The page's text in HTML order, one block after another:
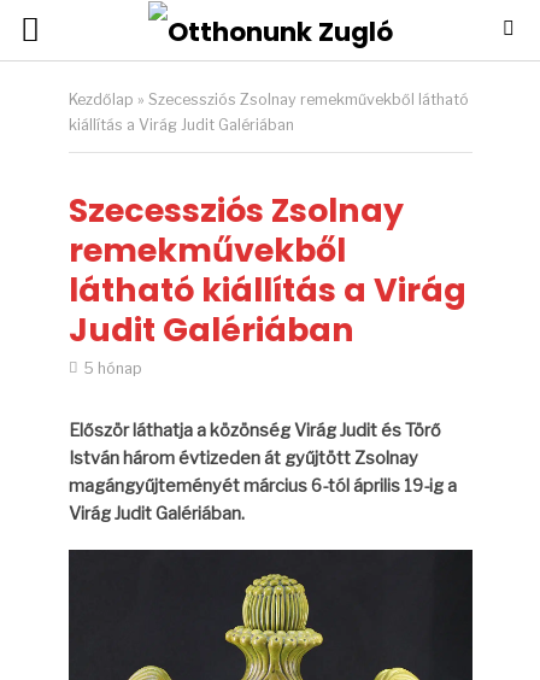
Kezdőlap » Szecessziós Zsolnay remekművekből látható
kiállítás a Virág Judit Galériában
Szecessziós Zsolnay
remekművekből
látható kiállítás a Virág
Judit Galériában
5 hónap
Először láthatja a közönség Virág Judit és Törő
István három évtizeden át gyűjtött Zsolnay
magángyűjteményét március 6-tól április 19-ig a
Virág Judit Galériában.